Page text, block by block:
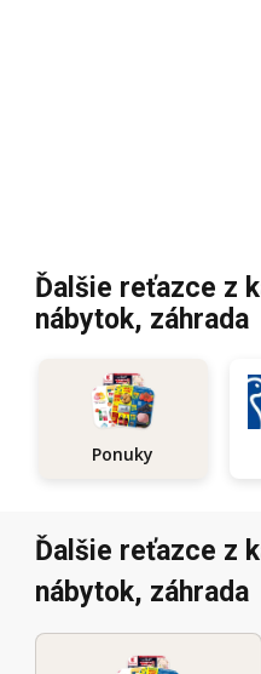
Ďalšie reťazce z
nábytok, záhrada
Ponuky
Ďalšie reťazce z
nábytok, záhrada